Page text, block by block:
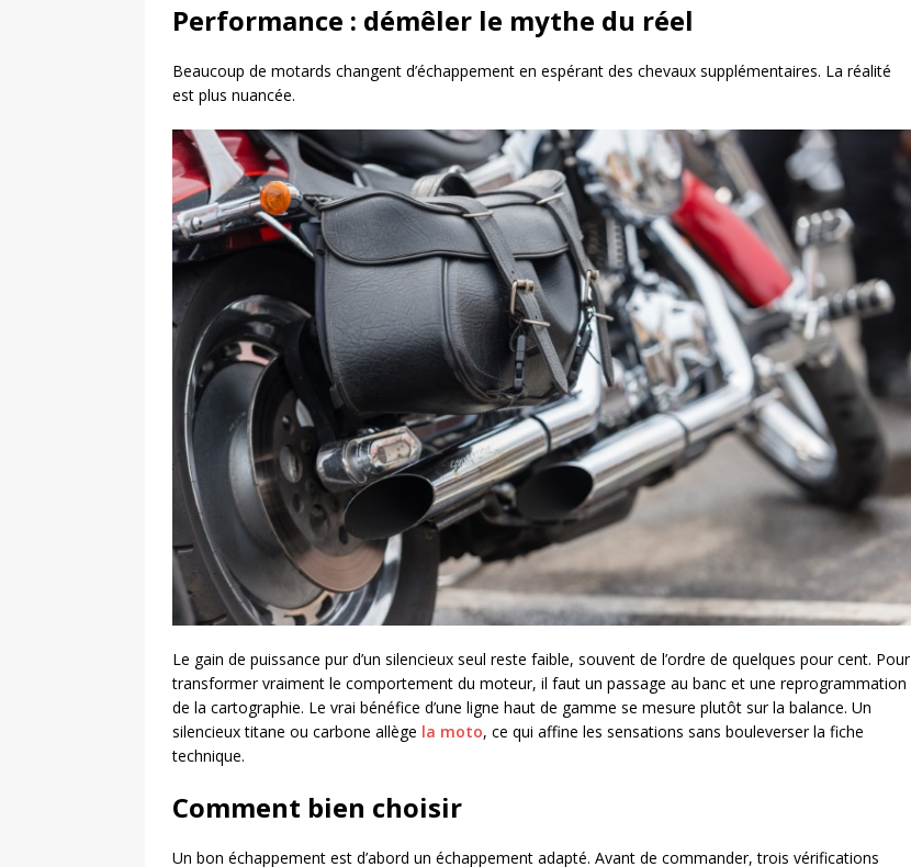
Performance : démêler le mythe du réel
Beaucoup de motards changent d’échappement en espérant des chevaux supplémentaires. La réalité
est plus nuancée.
Le gain de puissance pur d’un silencieux seul reste faible, souvent de l’ordre de quelques pour cent. Pour
transformer vraiment le comportement du moteur, il faut un passage au banc et une reprogrammation
de la cartographie. Le vrai bénéfice d’une ligne haut de gamme se mesure plutôt sur la balance. Un
silencieux titane ou carbone allège la moto, ce qui affine les sensations sans bouleverser la fiche
technique.
Comment bien choisir
Un bon échappement est d’abord un échappement adapté. Avant de commander, trois vérifications